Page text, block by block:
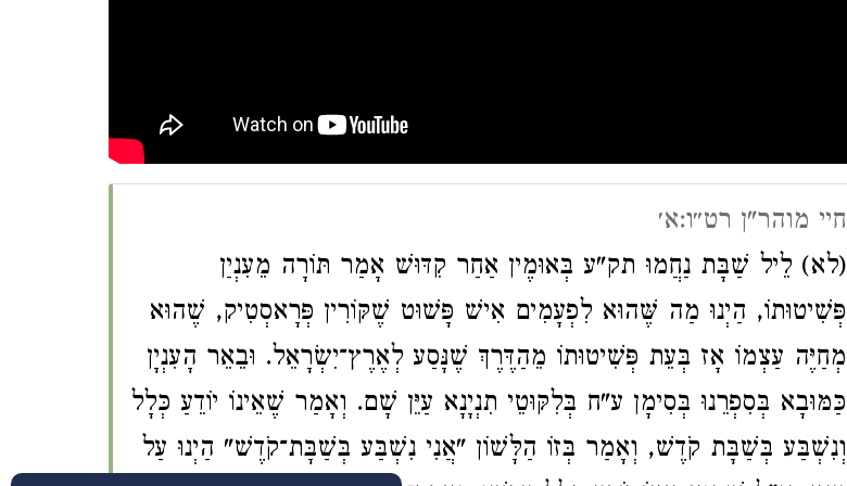
חיי מוהר"ן רט״ו:א׳
(לא) לֵיל שַׁבָּת נַחֲמוּ תק"ע בְּאוּמֶין אַחַר קִדּוּשׁ אָמַר תּוֹרָה מֵעִנְיַן
פְּשִׁיטוּתוֹ, הַיְנוּ מַה שֶּׁהוּא לִפְעָמִים אִישׁ פָּשׁוּט שֶׁקּוֹרִין פְּרָאסְטִיק, שֶׁהוּא
מְחַיֶּה עַצְמוֹ אָז בְּעֵת פְּשִׁיטוּתוֹ מֵהַדֶּרֶךְ שֶׁנָּסַע לְאֶרֶץ־יִשְׂרָאֵל. וּבֵאֵר הָעִנְיָן
כַּמּוּבָא בְּסִפְרֵנוּ בְּסִימָן ע"ח בְּלִקּוּטֵי תִנְיָנָא עַיֵּן שָׁם. וְאָמַר שֶׁאֵינוֹ יוֹדֵעַ כְּלָל
וְנִשְׁבַּע בְּשַׁבָּת קֹדֶשׁ, וְאָמַר בְּזוֹ הַלָּשׁוֹן "אֲנִי נִשְׁבַּע בְּשַׁבָּת־קֹדֶשׁ" הַיְנוּ עַל